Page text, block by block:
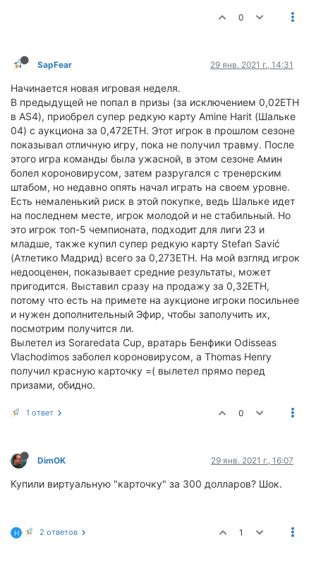
0
SapFear 29 янв. 2021 г., 14:31
Начинается новая игровая неделя.
В предыдущей не попал в призы (за исключением 0,02ETH
в AS4), приобрел супер редкую карту Amine Harit (Шальке
04) с аукциона за 0,472ETH. Этот игрок в прошлом сезоне
показывал отличную игру, пока не получил травму. После
этого игра команды была ужасной, в этом сезоне Амин
болел короновирусом, затем разругался с тренерским
штабом, но недавно опять начал играть на своем уровне.
Есть немаленький риск в этой покупке, ведь Шальке идет
на последнем месте, игрок молодой и не стабильный. Но
это игрок топ-5 чемпионата, подходит для лиги 23 и
младше, также купил супер редкую карту Stefan Savić
(Атлетико Мадрид) всего за 0,273ETH. На мой взгляд игрок
недооценен, показывает средние результаты, может
пригодится. Выставил сразу на продажу за 0,32ETH,
потому что есть на примете на аукционе игроки посильнее
и нужен дополнительный Эфир, чтобы заполучить их,
посмотрим получится ли.
Вылетел из Soraredata Cup, вратарь Бенфики Odisseas
Vlachodimos заболел короновирусом, а Thomas Henry
получил красную карточку =( вылетел прямо перед
призами, обидно.
1 ответ 0
DimOK 29 янв. 2021 г., 16:07
Купили виртуальную "карточку" за 300 долларов? Шок.
H 2 ответов 1